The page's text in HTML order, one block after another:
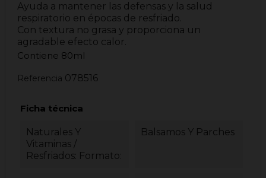
Ayuda a mantener las defensas y la salud
respiratorio en épocas de resfriado.
Con textura no grasa y proporciona un
agradable efecto calor.
Contiene 80ml
Referencia 078516
Ficha técnica
Naturales Y
Vitaminas /
Resfriados: Formato:
Balsamos Y Parches